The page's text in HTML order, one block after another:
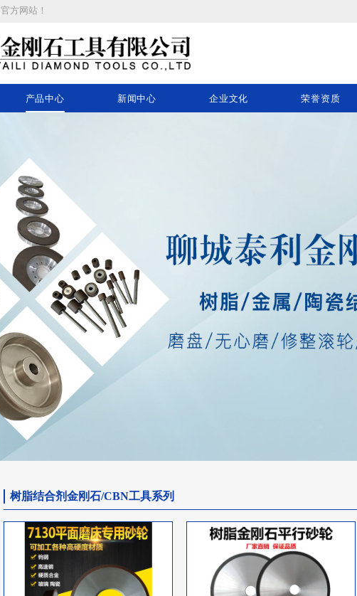
官方网站 ！
产品中心 新闻中心 企业文化 荣誉资质
树脂结合剂金刚石/CBN工具系列